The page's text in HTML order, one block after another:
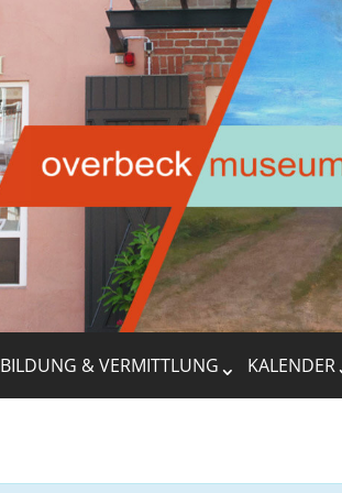
BILDUNG & VERMITTLUNG KALENDER